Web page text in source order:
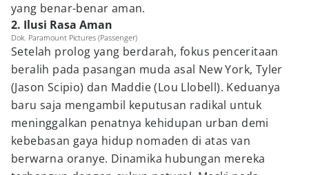
yang benar-benar aman.
2. Ilusi Rasa Aman
Dok. Paramount Pictures (Passenger)
Setelah prolog yang berdarah, fokus penceritaan
beralih pada pasangan muda asal New York, Tyler
(Jason Scipio) dan Maddie (Lou Llobell). Keduanya
baru saja mengambil keputusan radikal untuk
meninggalkan penatnya kehidupan urban demi
kebebasan gaya hidup nomaden di atas van
berwarna oranye. Dinamika hubungan mereka